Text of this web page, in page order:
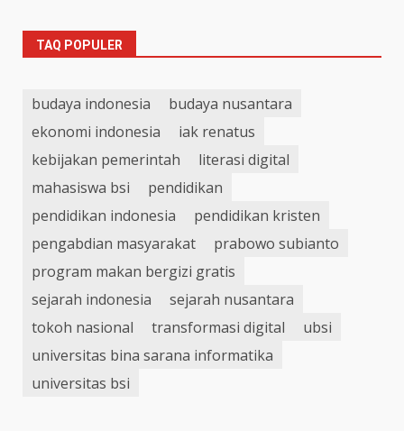
TAQ POPULER
budaya indonesia
budaya nusantara
ekonomi indonesia
iak renatus
kebijakan pemerintah
literasi digital
mahasiswa bsi
pendidikan
pendidikan indonesia
pendidikan kristen
pengabdian masyarakat
prabowo subianto
program makan bergizi gratis
sejarah indonesia
sejarah nusantara
tokoh nasional
transformasi digital
ubsi
universitas bina sarana informatika
universitas bsi